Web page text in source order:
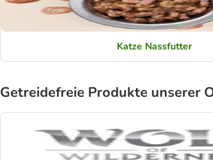
Katze Nassfutter
Getreidefreie Produkte unserer